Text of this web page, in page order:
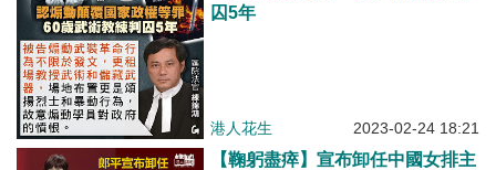
囚5年
港人花生 2023-02-24 18:21
【鞠躬盡瘁】宣布卸任中國女排主